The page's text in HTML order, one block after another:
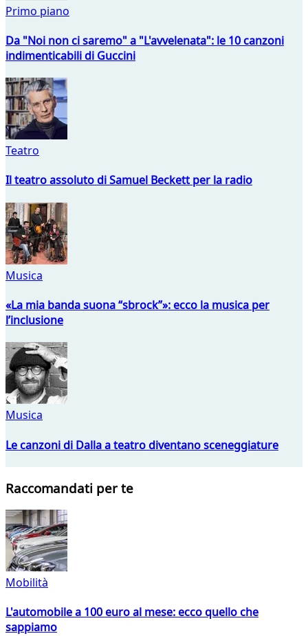
Primo piano
Da "Noi non ci saremo" a "L'avvelenata": le 10 canzoni
indimenticabili di Guccini
Teatro
Il teatro assoluto di Samuel Beckett per la radio
Musica
«La mia banda suona “sbrock”»: ecco la musica per
l’inclusione
Musica
Le canzoni di Dalla a teatro diventano sceneggiature
Raccomandati per te
Mobilità
L'automobile a 100 euro al mese: ecco quello che
sappiamo